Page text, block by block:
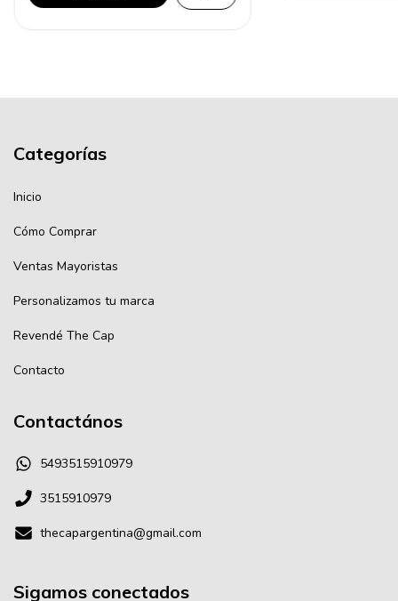
Categorías
Inicio
Cómo Comprar
Ventas Mayoristas
Personalizamos tu marca
Revendé The Cap
Contacto
Contactános
5493515910979
3515910979
thecapargentina@gmail.com
Sigamos conectados